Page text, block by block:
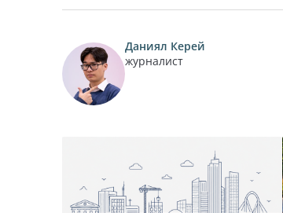
Даниял Керей
журналист